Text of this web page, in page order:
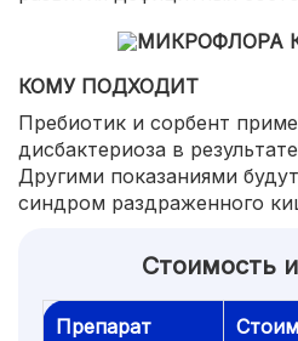
КОМУ ПОДХОДИТ
Пребиотик и сорбент
дисбактериоза в
Другими показаниями
синдром раздраженного
Стоимость
Препарат